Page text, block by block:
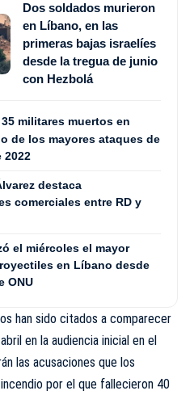
Dos soldados murieron
en Líbano, en las
primeras bajas israelíes
desde la tregua de junio
con Hezbolá
militares muertos en
de los mayores ataques de
2022
destaca
comerciales entre RD y
el miércoles el mayor
en Líbano desde
ONU
han sido citados a comparecer
en la audiencia inicial en el
las acusaciones que los
por el que fallecieron 40